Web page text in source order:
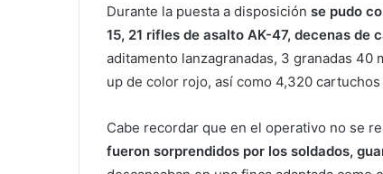
Durante la puesta a disposición se pudo
15, 21 rifles de asalto AK-47, decenas de
aditamento lanzagranadas, 3 granadas
up de color rojo, así como 4,320
Cabe recordar que en el operativo no se
fueron sorprendidos por los soldados,